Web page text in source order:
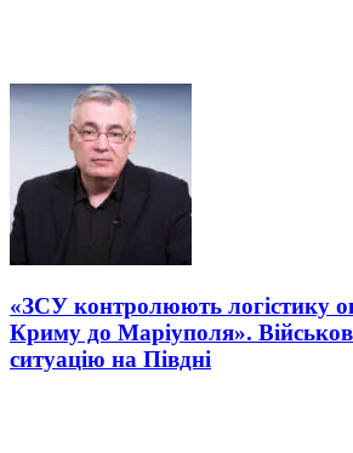
«ЗСУ контролюють логістику
Криму до Маріуполя».
ситуацію на Півдні